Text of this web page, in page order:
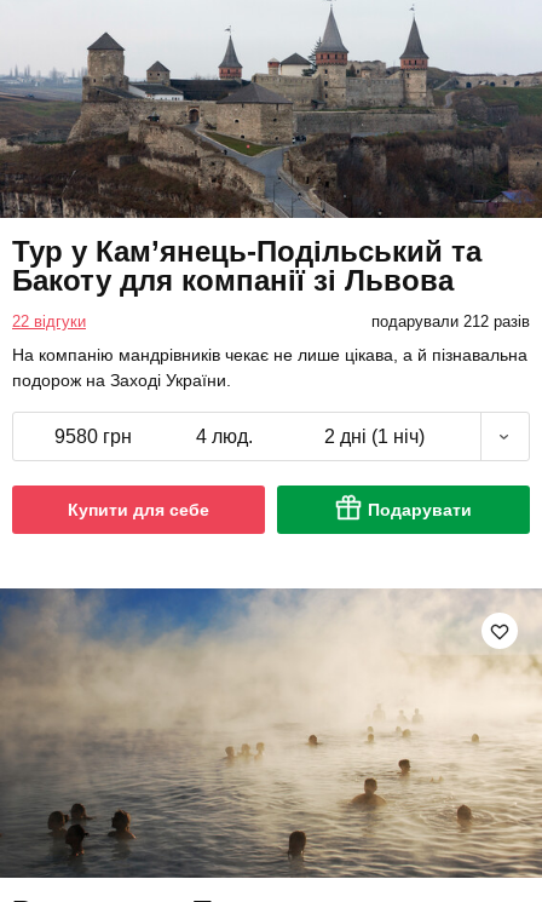
Тур у Кам’янець-Подільський та
Бакоту для компанії зі Львова
22 відгуки подарували 212 разів
На компанію мандрівників чекає не лише цікава, а й пізнавальна
подорож на Заході України.
9580 грн 4 люд. 2 дні (1 ніч)
Купити для себе Подарувати